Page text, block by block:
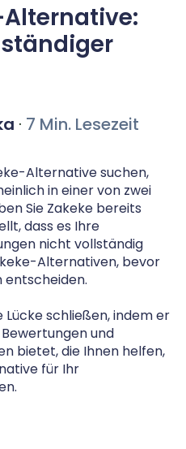
· 7 Min. Lesezeit
Alternative suchen,
in einer von zwei
Sie Zakeke bereits
dass es Ihre
nicht vollständig
Alternativen, bevor
entscheiden.
Lücke schließen, indem er
und
bietet, die Ihnen helfen,
für Ihr